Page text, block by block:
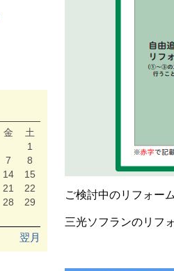
ご検討中のリフォー
三光ソフランのリフ
金
土
1
7
8
14
15
21
22
28
29
翌月